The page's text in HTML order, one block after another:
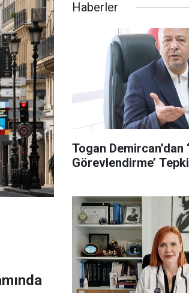
Haberler
Togan Demircan’dan
Görevlendirme’